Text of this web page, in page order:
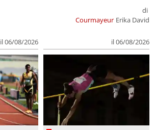
il 06/08/2026
Courmayeur
di
Erika David
il 06/08/2026